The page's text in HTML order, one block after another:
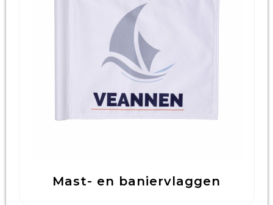
Technologie & Gadgets
Outdoor & Vrije tijd
Pennen & Schrijfwaren
Tassen & Reizen
Mast- en baniervlaggen